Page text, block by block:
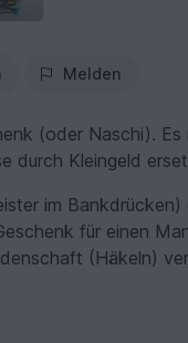
Melden
(oder Naschi). Es
durch Kleingeld
im
für einen
(Häkeln)